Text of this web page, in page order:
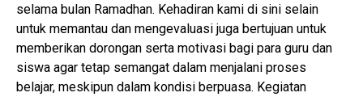
selama bulan Ramadhan. Kehadiran kami di sini selain
untuk memantau dan mengevaluasi juga bertujuan untuk
memberikan dorongan serta motivasi bagi para guru dan
siswa agar tetap semangat dalam menjalani proses
belajar, meskipun dalam kondisi berpuasa. Kegiatan